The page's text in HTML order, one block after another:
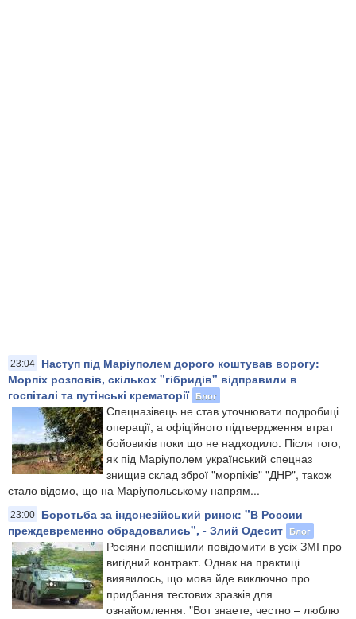
23:04
Наступ під Маріуполем дорого коштував ворогу:
Морпіх розповів, скількох "гібридів" відправили в
госпіталі та путінські крематорії Блог
Спецназівець не став уточнювати подробиці
операції, а офіційного підтвердження втрат
бойовиків поки що не надходило. Після того,
як під Маріуполем український спецназ
знищив склад зброї "морпіхів" "ДНР", також
стало відомо, що на Маріупольському напрям...
23:00
Боротьба за індонезійський ринок: "В России
преждевременно обрадовались", - Злий Одесит Блог
Росіяни поспішили повідомити в усіх ЗМІ про
вигідний контракт. Однак на практиці
виявилось, що мова йде виключно про
придбання тестових зразків для
ознайомлення. "Вот знаете, честно – люблю